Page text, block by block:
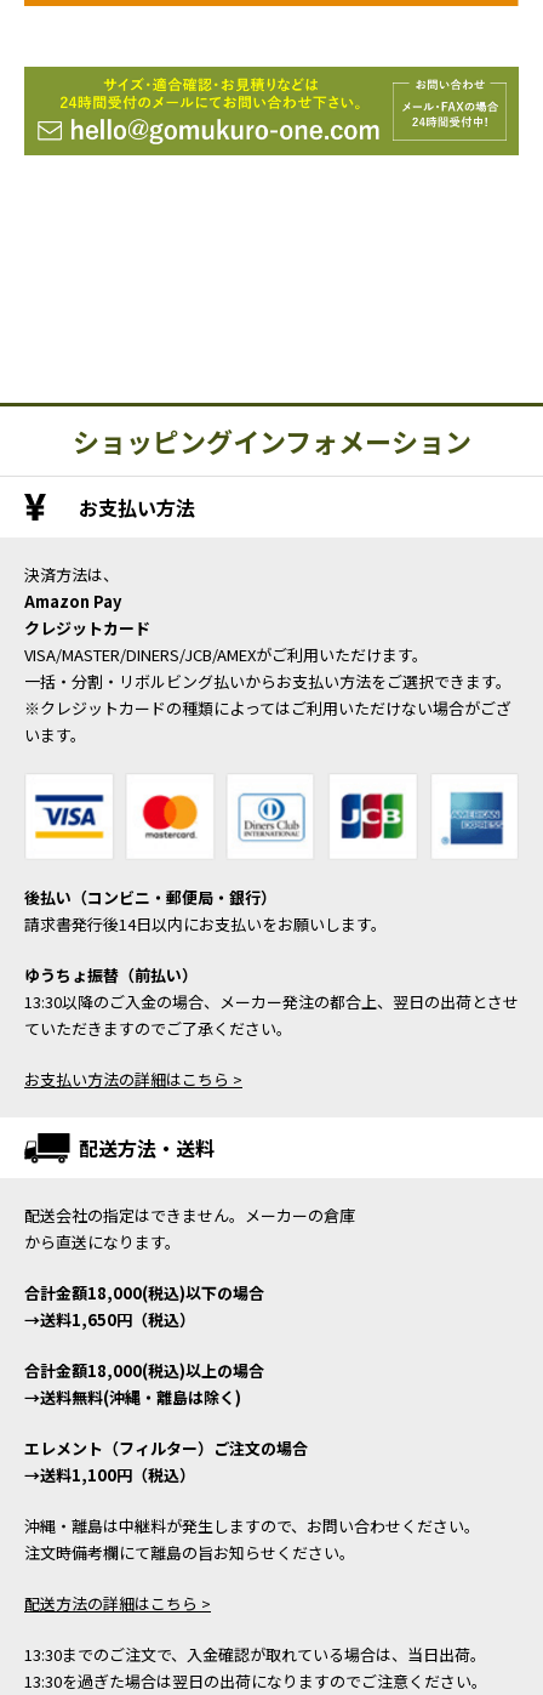
ショッピングインフォメーション
お支払い方法
決済方法は、
Amazon Pay
クレジットカード
VISA/MASTER/DINERS/JCB/AMEXがご利用いただけます。
一括・分割・リボルビング払いからお支払い方法をご選択できます。
※クレジットカードの種類によってはご利用いただけない場合がござ
います。
後払い（コンビニ・郵便局・銀行）
請求書発行後14日以内にお支払いをお願いします。
ゆうちょ振替（前払い）
13:30以降のご入金の場合、メーカー発注の都合上、翌日の出荷とさせ
ていただきますのでご了承ください。
お支払い方法の詳細はこちら >
配送方法・送料
配送会社の指定はできません。メーカーの倉庫
から直送になります。
合計金額18,000(税込)以下の場合
→送料1,650円（税込）
合計金額18,000(税込)以上の場合
→送料無料(沖縄・離島は除く)
エレメント（フィルター）ご注文の場合
→送料1,100円（税込）
沖縄・離島は中継料が発生しますので、お問い合わせください。
注文時備考欄にて離島の旨お知らせください。
配送方法の詳細はこちら >
13:30までのご注文で、入金確認が取れている場合は、当日出荷。
13:30を過ぎた場合は翌日の出荷になりますのでご注意ください。